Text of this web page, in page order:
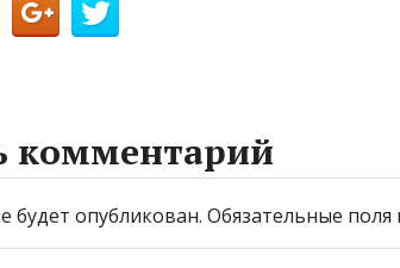
комментарий
будет опубликован. Обязательные